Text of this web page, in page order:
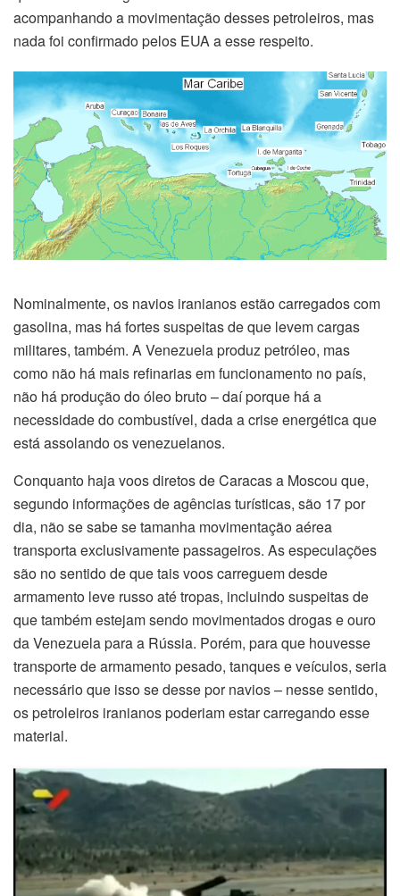
acompanhando a movimentação desses petroleiros, mas
nada foi confirmado pelos EUA a esse respeito.
Nominalmente, os navios iranianos estão carregados com
gasolina, mas há fortes suspeitas de que levem cargas
militares, também. A Venezuela produz petróleo, mas
como não há mais refinarias em funcionamento no país,
não há produção do óleo bruto – daí porque há a
necessidade do combustível, dada a crise energética que
está assolando os venezuelanos.
Conquanto haja voos diretos de Caracas a Moscou que,
segundo informações de agências turísticas, são 17 por
dia, não se sabe se tamanha movimentação aérea
transporta exclusivamente passageiros. As especulações
são no sentido de que tais voos carreguem desde
armamento leve russo até tropas, incluindo suspeitas de
que também estejam sendo movimentados drogas e ouro
da Venezuela para a Rússia. Porém, para que houvesse
transporte de armamento pesado, tanques e veículos, seria
necessário que isso se desse por navios – nesse sentido,
os petroleiros iranianos poderiam estar carregando esse
material.